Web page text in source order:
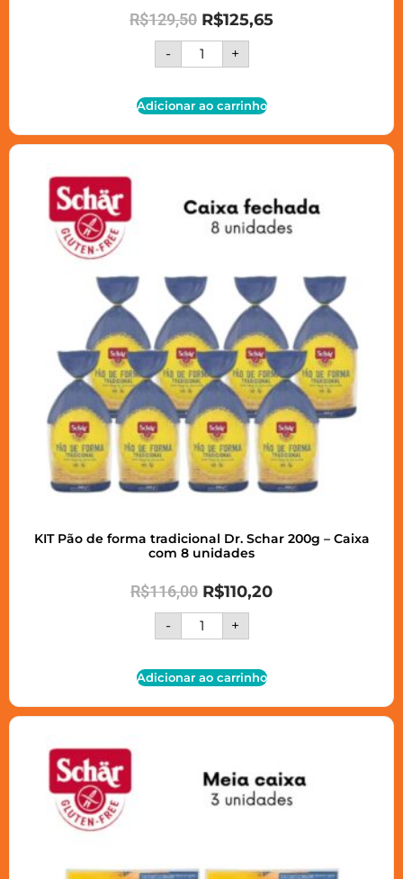
R$129,50 R$125,65
- +
Adicionar ao carrinho
KIT Pão de forma tradicional Dr. Schar 200g – Caixa
com 8 unidades
R$116,00 R$110,20
- +
Adicionar ao carrinho